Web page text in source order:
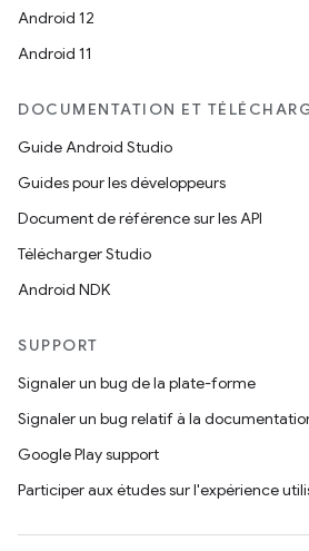
Android 12
Android 11
DOCUMENTATION ET
Guide Android Studio
Guides pour les développeurs
Document de référence sur les API
Télécharger Studio
Android NDK
SUPPORT
Signaler un bug de la plate-forme
Signaler un bug relatif à la
Google Play support
Participer aux études sur l'expérience